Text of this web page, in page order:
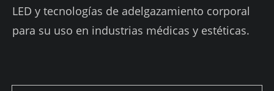
LED y tecnologías de adelgazamiento corporal
para su uso en industrias médicas y estéticas.